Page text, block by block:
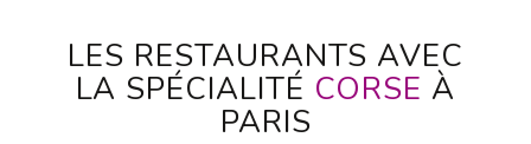
LES RESTAURANTS AVEC
LA SPÉCIALITÉ CORSE À
PARIS